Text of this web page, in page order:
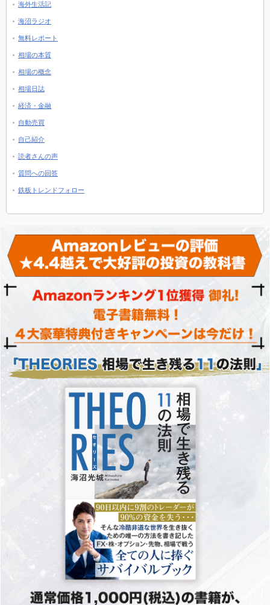
海外生活記
海沼ラジオ
無料レポート
相場の本質
相場の概念
相場日誌
経済・金融
自動売買
自己紹介
読者さんの声
質問への回答
鉄板トレンドフォロー